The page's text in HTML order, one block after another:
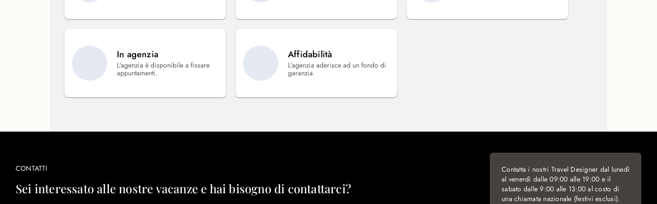
In agenzia
L'agenzia è disponibile a fissare
appuntamenti.
Affidabilità
L'agenzia aderisce ad un fondo di
garanzia.
CONTATTI
Sei interessato alle nostre vacanze e hai bisogno di contattarci?
Contatta i nostri Travel Designer dal lunedì
al venerdì dalle 09:00 alle 19:00 e il
sabato dalle 9:00 alle 13:00 al costo di
una chiamata nazionale (festivi esclusi).